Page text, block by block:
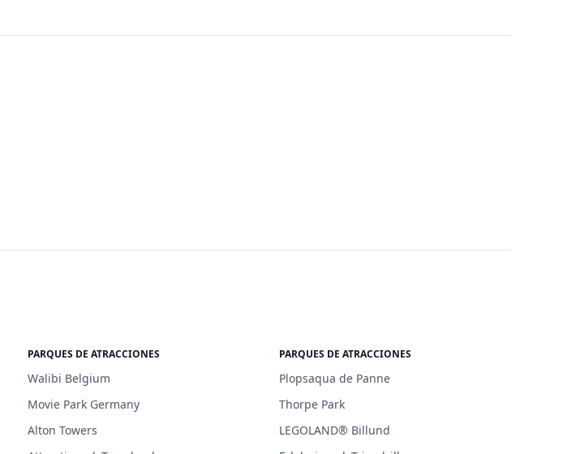
PARQUES DE ATRACCIONES
Walibi Belgium
Movie Park Germany
Alton Towers
PARQUES DE ATRACCIONES
Plopsaqua de Panne
Thorpe Park
LEGOLAND® Billund